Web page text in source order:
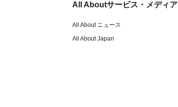
All Aboutサービス・メディア
All About ニュース
All About Japan